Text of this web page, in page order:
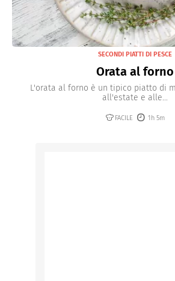
SECONDI PIATTI DI PESCE
Orata al forno
L'orata al forno è un tipico piatto di
all'estate e alle...
FACILE 1h 5m